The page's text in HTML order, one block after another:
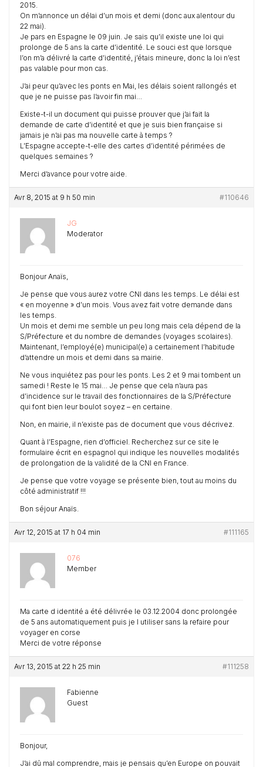
2015.
On m’annonce un délai d’un mois et demi (donc aux alentour du
22 mai).
Je pars en Espagne le 09 juin. Je sais qu’il existe une loi qui
prolonge de 5 ans la carte d’identité. Le souci est que lorsque
l’on m’a délivré la carte d’identité, j’étais mineure, donc la loi n’est
pas valable pour mon cas.
J’ai peur qu’avec les ponts en Mai, les délais soient rallongés et
que je ne puisse pas l’avoir fin mai…
Existe-t-il un document qui puisse prouver que j’ai fait la
demande de carte d’identité et que je suis bien française si
jamais je n’ai pas ma nouvelle carte à temps ?
L’Espagne accepte-t-elle des cartes d’identité périmées de
quelques semaines ?
Merci d’avance pour votre aide.
Avr 8, 2015 at 9 h 50 min #110646
JG
Moderator
Bonjour Anaïs,
Je pense que vous aurez votre CNI dans les temps. Le délai est
« en moyenne » d’un mois. Vous avez fait votre demande dans
les temps.
Un mois et demi me semble un peu long mais cela dépend de la
S/Préfecture et du nombre de demandes (voyages scolaires).
Maintenant, l’employé(e) municipal(e) a certainement l’habitude
d’attendre un mois et demi dans sa mairie.
Ne vous inquiétez pas pour les ponts. Les 2 et 9 mai tombent un
samedi ! Reste le 15 mai… Je pense que cela n’aura pas
d’incidence sur le travail des fonctionnaires de la S/Préfecture
qui font bien leur boulot soyez – en certaine.
Non, en mairie, il n’existe pas de document que vous décrivez.
Quant à l’Espagne, rien d’officiel. Recherchez sur ce site le
formulaire écrit en espagnol qui indique les nouvelles modalités
de prolongation de la validité de la CNI en France.
Je pense que votre voyage se présente bien, tout au moins du
côté administratif !!!
Bon séjour Anaïs.
Avr 12, 2015 at 17 h 04 min #111165
076
Member
Ma carte d identité a été délivrée le 03.12.2004 donc prolongée
de 5 ans automatiquement puis je l utiliser sans la refaire pour
voyager en corse
Merci de votre réponse
Avr 13, 2015 at 22 h 25 min #111258
Fabienne
Guest
Bonjour,
J’ai dû mal comprendre, mais je pensais qu’en Europe on pouvait